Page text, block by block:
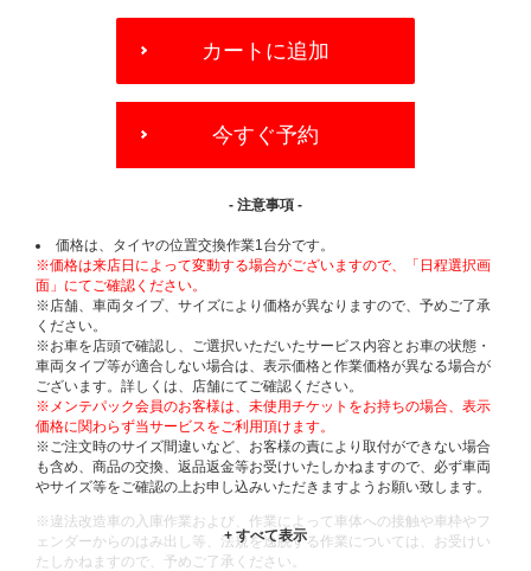
OPTIONS
カートに追加
今すぐ予約
- 注意事項 -
価格は、タイヤの位置交換作業1台分です。
※価格は来店日によって変動する場合がございますので、「日程選択画
面」にてご確認ください。
※店舗、車両タイプ、サイズにより価格が異なりますので、予めご了承
ください。
※お車を店頭で確認し、ご選択いただいたサービス内容とお車の状態・
車両タイプ等が適合しない場合は、表示価格と作業価格が異なる場合が
ございます。詳しくは、店舗にてご確認ください。
※メンテパック会員のお客様は、未使用チケットをお持ちの場合、表示
価格に関わらず当サービスをご利用頂けます。
※ご注文時のサイズ間違いなど、お客様の責により取付ができない場合
も含め、商品の交換、返品返金等お受けいたしかねますので、必ず車両
やサイズ等をご確認の上お申し込みいただきますようお願い致します。
※違法改造車の入庫作業および、作業によって車体への接触や車枠やフ
ェンダーからのはみ出し等、法規を逸脱する作業については、お受けい
たしかねますので、予めご了承ください。